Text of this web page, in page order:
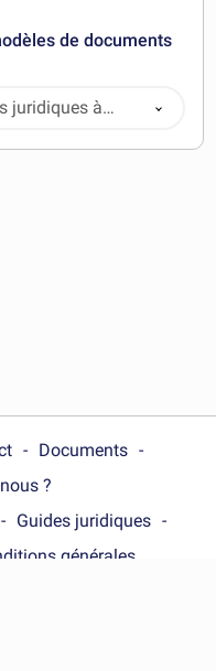
de documents
juridiques à
Documents
?
Guides juridiques
générales